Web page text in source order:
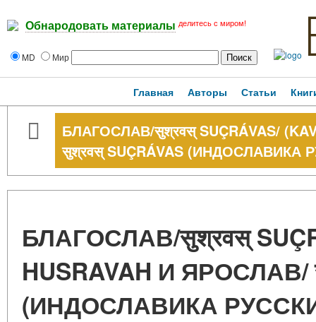
Обнародовать материалы делитесь с миром!
MD Мир
Главная Авторы Статьи
БЛАГОСЛАВ/सुश्रवस् SUÇRÁVAS/
सुश्रवस् SUÇRÁVAS (ИНДОСЛАВИКА
БЛАГОСЛАВ/सुश्रवस्
HUSRAVAH И ЯРОСЛАВ/
(ИНДОСЛАВИКА